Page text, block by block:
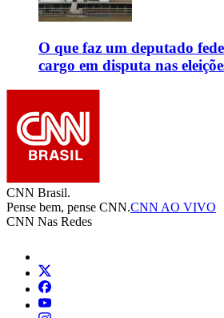
O que faz um deputado
cargo em disputa nas
CNN Brasil.
Pense bem, pense CNN.CNN AO VIVO
CNN Nas Redes